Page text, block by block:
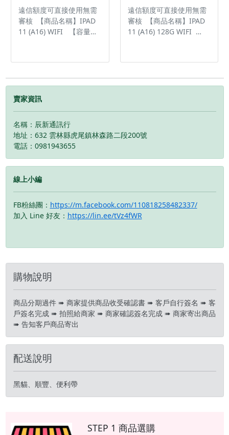
遠信額度可直接使用無需
審核 【商品名稱】IPAD
11 (A16) WIFI 【容量】
洽群官方LINE：
內，如商品有問題，請盡
速向我們告知並且協助處
• 店家擁有隨時修改、變
更、暫停活動之權利 下單
前請先私訊和加LINE來幫
您安排快速審核及回報審
ID:@kjg6280d 大呼小叫
辰通訊行 雲林縣虎尾鎮林
森路二段200號 電話:05-
6339809 在地經營12年店
遠信額度可直接使用無需
審核 【商品名稱】IPAD
11 (A16) 128G WIFI
題都歡迎洽群官方LINE：
內，如商品有問題，請盡
更、暫停活動之權利 下單
您安排快速審核及回報審
辰通訊行 雲林縣虎尾鎮林
森路二段200號 電話:05-
6339809 在地經營12年店
賣家資訊
名稱：辰新通訊行
地址：632 雲林縣虎尾鎮林森路二段200號
電話：0981943655
線上小編
FB粉絲團： https://m.facebook.com/110818258482337/
加入 Line 好友： https://lin.ee/tVz4fWR
購物說明
商品分期過件 ➠ 商家提供商品收受確認書 ➠ 客戶自行簽名 ➠ 客
戶簽名完成 ➠ 拍照給商家 ➠ 商家確認簽名完成 ➠ 商家寄出商品
➠ 告知客戶商品寄出
配送說明
黑貓、順豐、便利帶
STEP 1 商品選購